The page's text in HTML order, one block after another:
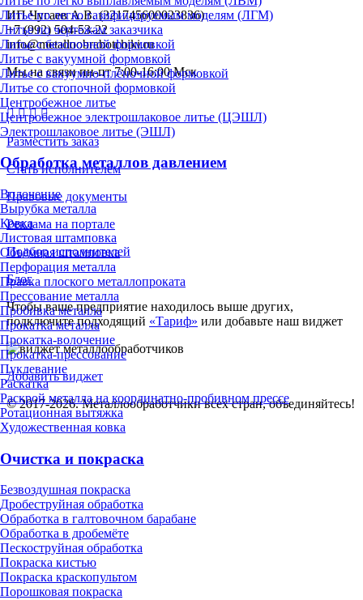
Литье по легко газифицируемым моделям (ЛГМ)
Литье по чертежам заказчика
Литье с безопочной формовкой
Литье с вакуумной формовкой
Литье с вакуумно-плёночной формовкой
Литье со стопочной формовкой
Центробежное литье
Центробежное электрошлаковое литье (ЦЭШЛ)
Электрошлаковое литье (ЭШЛ)
Обработка металлов давлением
Волочение
Вырубка металла
Ковка
Листовая штамповка
Объёмная штамповка
Перфорация металла
Правка плоского металлопроката
Прессование металла
Пробивка металла
Прокатка металла
Прокатка-волочение
Прокатка-прессование
Пуклевание
Раскатка
Раскрой металла на координатно-пробивном прессе
Ротационная вытяжка
Художественная ковка
Очистка и покраска
Безвоздушная покраска
Дробеструйная обработка
Обработка в галтовочном барабане
Обработка в дробемёте
Пескоструйная обработка
Покраска кистью
Покраска краскопультом
Порошковая покраска
ИП Чугаев А.В. (321745600023836)
+7 (992) 504-53-22
info@metalloobrabotchiki.ru
Мы на связи пн-пт 7:00-16:00 Мск
Разместить заказ
Стать исполнителем
Правовые документы
Реклама на портале
Подбор исполнителей
Блог
Чтобы ваше предприятие находилось выше других,
подключите подходящий «Тариф» или добавьте наш виджет
Добавить виджет
© 2017-2026. Металлообработчики всех стран, объединяйтесь!